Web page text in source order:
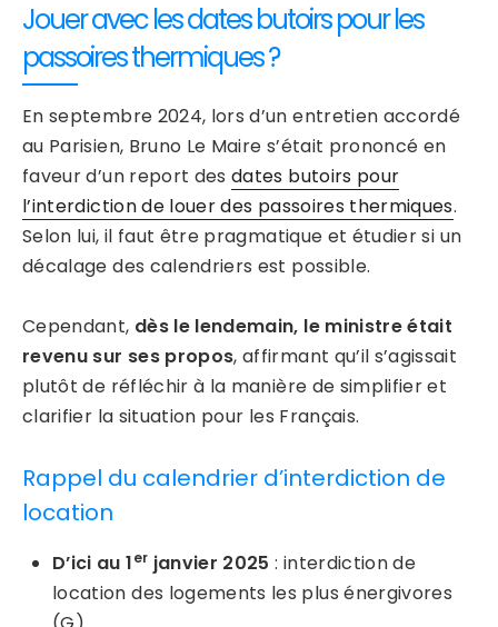
Jouer avec les dates butoirs pour les
passoires thermiques ?
En septembre 2024, lors d’un entretien accordé
au Parisien, Bruno Le Maire s’était prononcé en
faveur d’un report desdates butoirs pour
l’interdiction de louer des passoires thermiques.
Selon lui, il faut être pragmatique et étudier si un
décalage des calendriers est possible.
Cependant, dès le lendemain, le ministre était
revenu sur ses propos, affirmant qu’il s’agissait
plutôt de réfléchir à la manière de simplifier et
clarifier la situation pour les Français.
Rappel du calendrier d’interdiction de
location
D’ici au 1er janvier 2025 : interdiction de
location des logements les plus énergivores